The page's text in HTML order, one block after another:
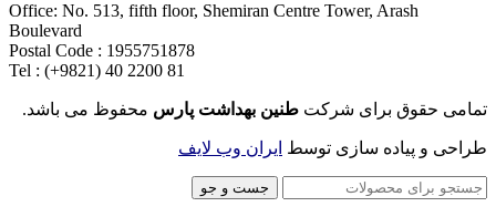
Office: No. 513, fifth floor, Shemiran Centre Tower, Arash
Boulevard
Postal Code : 1955751878
Tel : (+9821) 40 2200 81
تمامی حقوق برای شرکت طنین بهداشت پارس محفوظ می باشد.
طراحی و پیاده سازی توسط ایران وب لایف
جست و جو